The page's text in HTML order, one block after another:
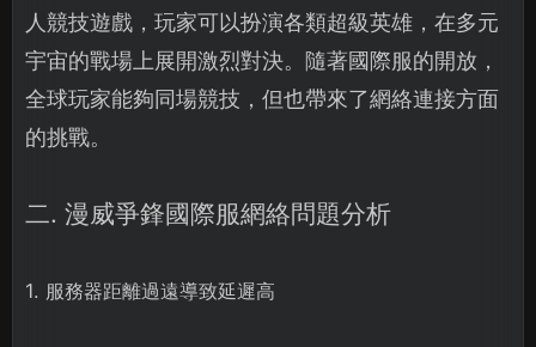
人競技遊戲，玩家可以扮演各類超級英雄，在多元
宇宙的戰場上展開激烈對決。隨著國際服的開放，
全球玩家能夠同場競技，但也帶來了網絡連接方面
的挑戰。
二. 漫威爭鋒國際服網絡問題分析
1. 服務器距離過遠導致延遲高